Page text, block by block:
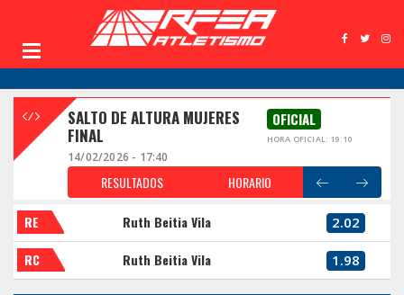
SALTO DE ALTURA MUJERES
FINAL
OFICIAL
HORA OFICIAL: 19:10
14/02/2026 - 17:40
RESULTADOS HORARIO
RE Ruth Beitia Vila 2.02
RC Ruth Beitia Vila 1.98